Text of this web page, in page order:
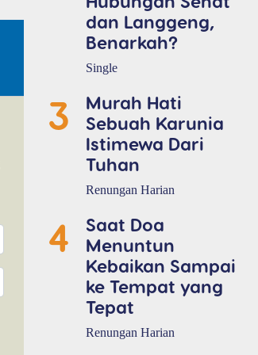
dan Langgeng,
Benarkah?
Single
3
Murah Hati
Sebuah Karunia
Istimewa Dari
Tuhan
Renungan Harian
4
Saat Doa
Menuntun
Kebaikan Sampai
ke Tempat yang
Tepat
Renungan Harian